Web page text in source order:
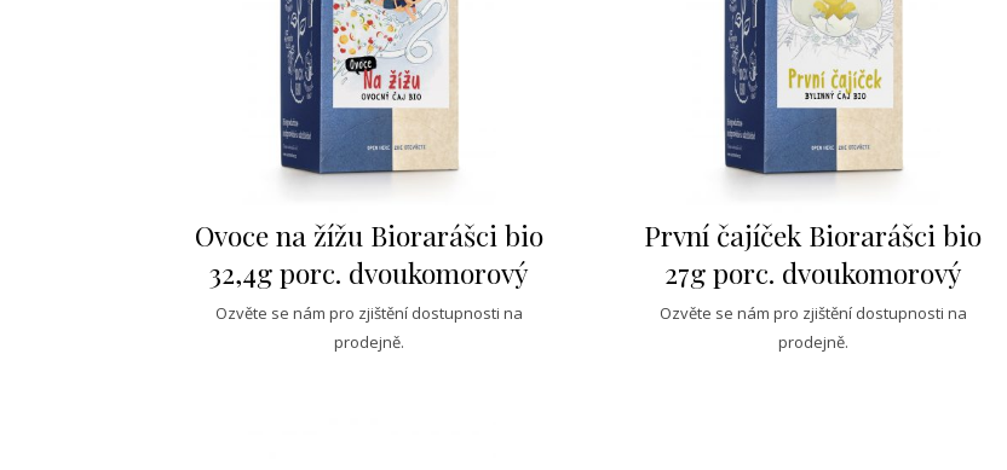
Ovoce na žížu Biorarášci bio
32,4g porc. dvoukomorový
Ozvěte se nám pro zjištění dostupnosti na
prodejně.
První čajíček Biorarášci bio
27g porc. dvoukomorový
Ozvěte se nám pro zjištění dostupnosti na
prodejně.